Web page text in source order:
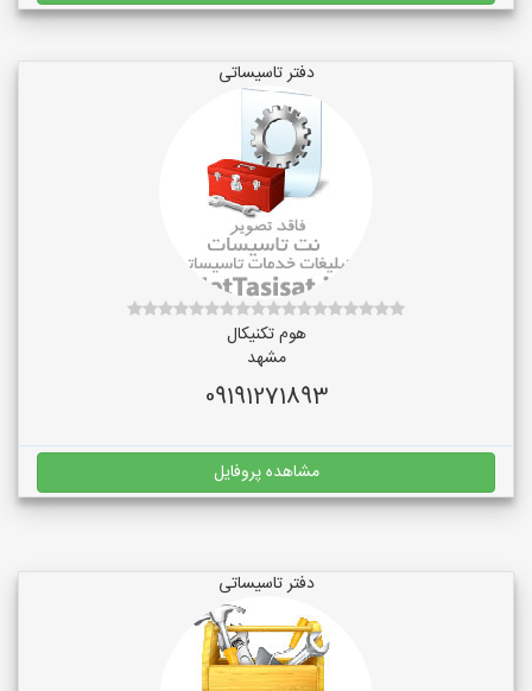
دفتر تاسیساتی
هوم تکنیکال
مشهد
09191271893
مشاهده پروفایل
دفتر تاسیساتی